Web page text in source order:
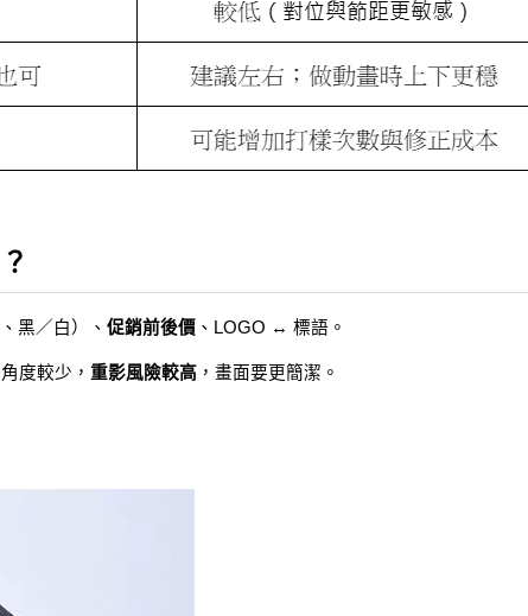
黑／白）、 促銷前後價 、LOGO ↔ 標語。
度較少， 重影風險較高 ，畫面要更簡潔。